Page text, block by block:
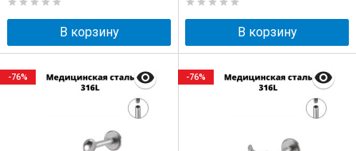
В корзину В корзину
-76% -76%